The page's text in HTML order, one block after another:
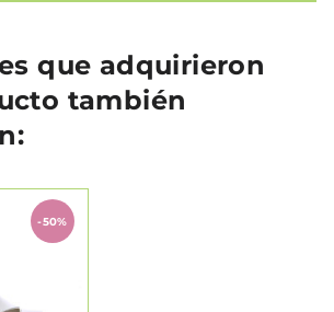
que adquirieron
también
-50%